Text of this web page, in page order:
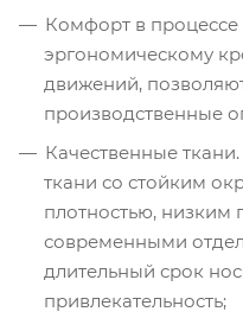
Комфорт в процессе
эргономическому
движений,
производственные
Качественные
ткани со стойким
плотностью, низким
современными
длительный срок
привлекательность;